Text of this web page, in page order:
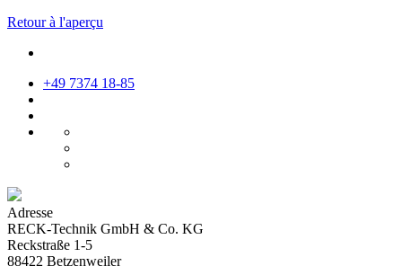
Retour à l'aperçu
+49 7374 18-85
Adresse
RECK-Technik GmbH & Co. KG
Reckstraße 1-5
88422 Betzenweiler